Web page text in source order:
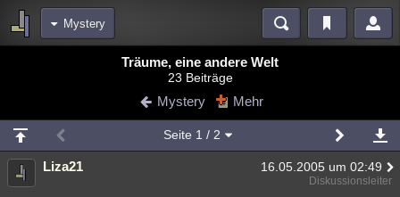
Mystery
Blogs
Chat Wiki Neuigkeiten
meine Rubriken
Menschen Mystery Kriminalfälle
Träume, eine andere Welt
23 Beiträge
Mystery Mehr
Seite 1 / 2
Liza21 16.05.2005 um 02:49
Diskussionsleiter